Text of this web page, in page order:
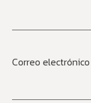
Correo electrónico